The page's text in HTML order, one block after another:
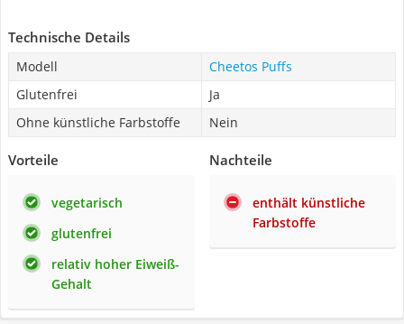
Technische Details
Modell
Cheetos Puffs
Glutenfrei
Ja
Ohne künstliche Farbstoffe
Nein
Vorteile
vegetarisch
glutenfrei
relativ hoher Eiweiß-
Gehalt
Nachteile
enthält künstliche
Farbstoffe